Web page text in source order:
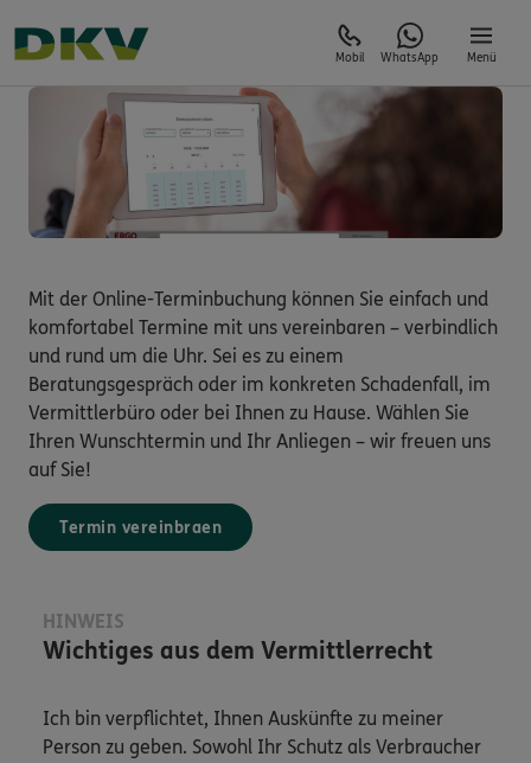
Mobil WhatsApp Menü
Mit der Online-Terminbuchung können Sie einfach und
komfortabel Termine mit uns vereinbaren – verbindlich
und rund um die Uhr. Sei es zu einem
Beratungsgespräch oder im konkreten Schadenfall, im
Vermittlerbüro oder bei Ihnen zu Hause. Wählen Sie
Ihren Wunschtermin und Ihr Anliegen – wir freuen uns
auf Sie!
Termin vereinbraen
HINWEIS
Wichtiges aus dem Vermittlerrecht
Ich bin verpflichtet, Ihnen Auskünfte zu meiner
Person zu geben. Sowohl Ihr Schutz als Verbraucher